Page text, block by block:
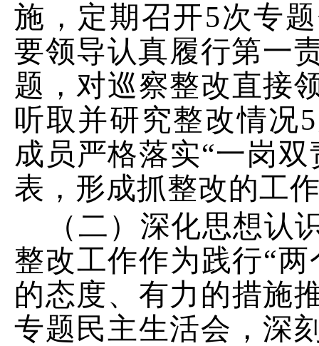
施 ， 定期召开5次专
要领导认真履行第一
题 ， 对巡察整改直接
听取并研究整改情况5
成员严格落实“一岗双
表，形成抓整改的工
（二）深化思想认
整改工作作为践行“
的态度、有力的措施
专题民主生活会，深